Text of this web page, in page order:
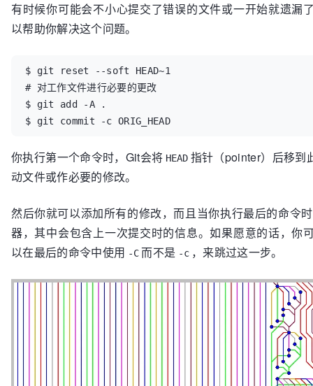
有时候你可能会不小心提交了错误的文件或一开始就遗漏
以帮助你解决这个问题。
$ git reset --soft HEAD~1
# 对工作文件进行必要的更改
$ git add -A .
$ git commit -c ORIG_HEAD
你执行第一个命令时，Git会将 HEAD 指针（pointer）后移到
动文件或作必要的修改。
然后你就可以添加所有的修改，而且当你执行最后的命令
器，其中会包含上一次提交时的信息。如果愿意的话，你
以在最后的命令中使用 -C 而不是 -c ，来跳过这一步。